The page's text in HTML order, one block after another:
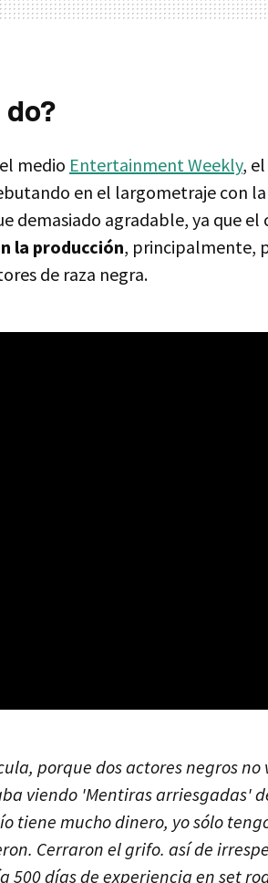
medio Entertainment Weekly,
en el largometraje con
demasiado agradable, ya que
la producción, principalmente,
de raza negra.
porque dos actores negros
viendo 'Mentiras arriesgadas'
tiene mucho dinero, yo sólo
Cerraron el grifo. así de
500 días de experiencia en set